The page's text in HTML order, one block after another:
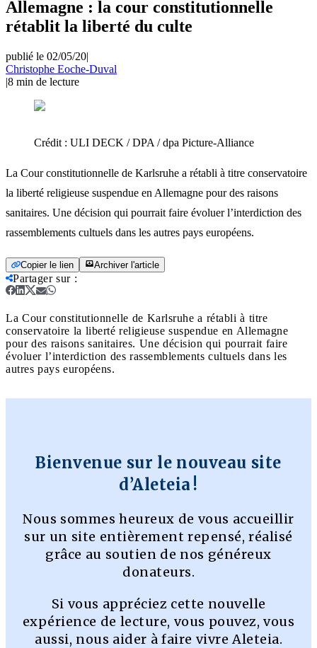
Allemagne : la cour constitutionnelle
rétablit la liberté du culte
publié le 02/05/20|
Christophe Eoche-Duval
|8 min de lecture
Crédit : ULI DECK / DPA / dpa Picture-Alliance
La Cour constitutionnelle de Karlsruhe a rétabli à titre conservatoire
la liberté religieuse suspendue en Allemagne pour des raisons
sanitaires. Une décision qui pourrait faire évoluer l’interdiction des
rassemblements cultuels dans les autres pays européens.
Copier le lien Archiver l'article
Partager sur:
La Cour constitutionnelle de Karlsruhe a rétabli à titre
conservatoire la liberté religieuse suspendue en Allemagne
pour des raisons sanitaires. Une décision qui pourrait faire
évoluer l’interdiction des rassemblements cultuels dans les
autres pays européens.
Bienvenue sur le nouveau site
d’Aleteia !
Nous sommes heureux de vous accueillir
sur un site entièrement repensé, réalisé
grâce au soutien de nos généreux
donateurs.
Si vous appréciez cette nouvelle
expérience de lecture, vous pouvez, vous
aussi, nous aider à faire vivre Aleteia.